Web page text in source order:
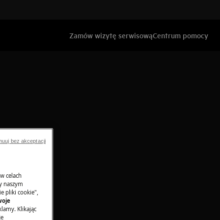
Zamów wizytę serwisowąCentrum pomocy
celach
naszym
pliki cookie",
Klikając
bez akceptacji